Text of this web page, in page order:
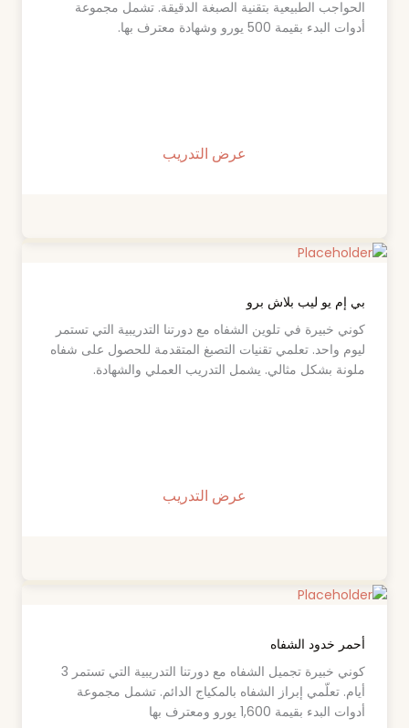
الحواجب الطبيعية بتقنية الصبغة الدقيقة. تشمل مجموعة
أدوات البدء بقيمة 500 يورو وشهادة معترف بها.
عرض التدريب
بي إم يو ليب بلاش برو
كوني خبيرة في تلوين الشفاه مع دورتنا التدريبية التي تستمر
ليوم واحد. تعلمي تقنيات التصبغ المتقدمة للحصول على شفاه
ملونة بشكل مثالي. يشمل التدريب العملي والشهادة.
عرض التدريب
أحمر خدود الشفاه
كوني خبيرة تجميل الشفاه مع دورتنا التدريبية التي تستمر 3
أيام. تعلّمي إبراز الشفاه بالمكياج الدائم. تشمل مجموعة
أدوات البدء بقيمة 1,600 يورو ومعترف بها